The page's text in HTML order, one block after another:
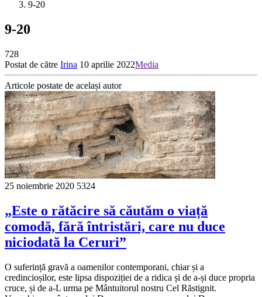
9-20
9-20
728
Postat de către Irina 10 aprilie 2022Media
Articole postate de același autor
25 noiembrie 2020 5324
„Este o rătăcire să căutăm o viață
comodă, fără întristări, care nu duce
niciodată la Ceruri”
O suferință gravă a oamenilor contemporani, chiar și a
credincioșilor, este lipsa dispoziției de a ridica și de a-și duce propria
cruce, și de a-L urma pe Mântuitorul nostru Cel Răstignit.